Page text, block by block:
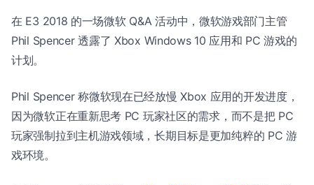
在 E3 2018 的一场微软 Q&A 活动中，微软游戏部门主管
Phil Spencer 透露了 Xbox Windows 10 应用和 PC 游戏的
计划。
Phil Spencer 称微软现在已经放慢 Xbox 应用的开发进度，
因为微软正在重新思考 PC 玩家社区的需求，而不是把 PC
玩家强制拉到主机游戏领域，长期目标是更加纯粹的 PC 游
戏环境。